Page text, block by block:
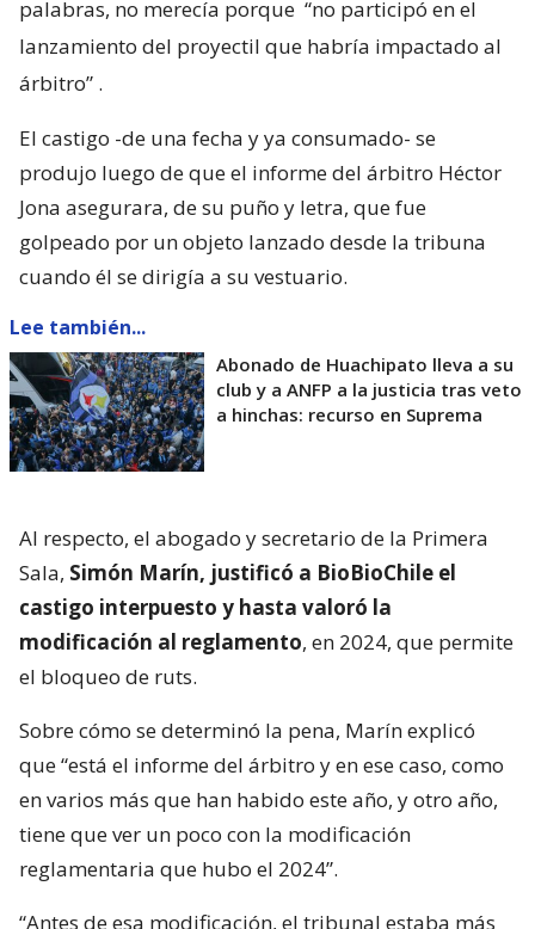
palabras, no merecía porque “no participó en el
lanzamiento del proyectil que habría impactado al
árbitro” .
El castigo -de una fecha y ya consumado- se
produjo luego de que el informe del árbitro Héctor
Jona asegurara, de su puño y letra, que fue
golpeado por un objeto lanzado desde la tribuna
cuando él se dirigía a su vestuario.
Lee también...
Abonado de Huachipato lleva a su
club y a ANFP a la justicia tras veto
a hinchas: recurso en Suprema
Al respecto, el abogado y secretario de la Primera
Sala, Simón Marín, justificó a BioBioChile el
castigo interpuesto y hasta valoró la
modificación al reglamento, en 2024, que permite
el bloqueo de ruts.
Sobre cómo se determinó la pena, Marín explicó
que “está el informe del árbitro y en ese caso, como
en varios más que han habido este año, y otro año,
tiene que ver un poco con la modificación
reglamentaria que hubo el 2024”.
“Antes de esa modificación, el tribunal estaba más